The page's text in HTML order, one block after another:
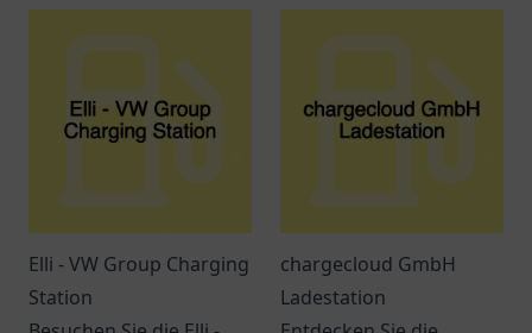
Ein Ort für
einem entspannten
Elli - VW Group Charging
Station
chargecloud GmbH
Ladestation